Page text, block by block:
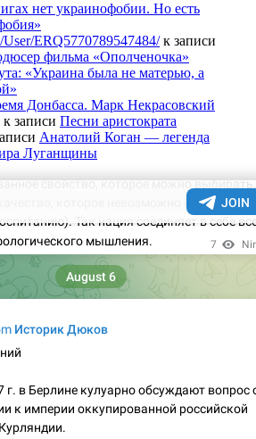
нет украинофобии. Но есть
ERQ5770789547484/к записи
фильма «Ополченочка»
«Украина была не матерью, а
Донбасса. Марк Некрасовский
к записи Песни аристократа
Анатолий Коган — легенда
Луганщины